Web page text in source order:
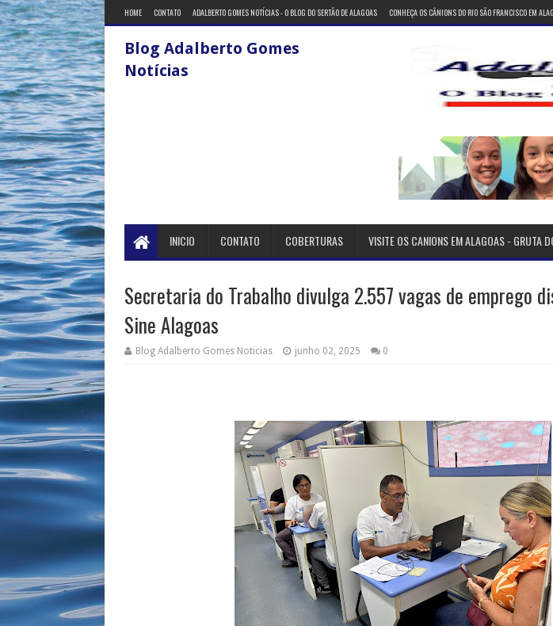
HOME CONTATO ADALBERTO GOMES NOTÍCIAS - O BLOG DO SERTÃO DE ALAGOAS CONHEÇA OS CÂNIONS DO RIO SÃO FRANCISCO EM
Blog Adalberto Gomes
Notícias
INICIO CONTATO COBERTURAS VISITE OS CANIONS EM ALAGOAS - GRUTA
Secretaria do Trabalho divulga 2.557 vagas de emprego
Sine Alagoas
Blog Adalberto Gomes Noticias junho 02, 2025 0